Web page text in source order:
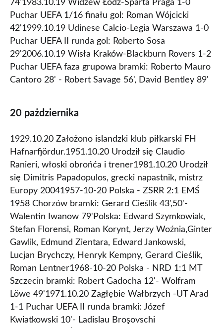
74'1983.10.19 Widzew Łódź-Sparta Praga 1-0
Puchar UEFA 1/16 finału gol: Roman Wójcicki
42'1999.10.19 Udinese Calcio-Legia Warszawa 1-0
Puchar UEFA II runda gol: Roberto Sosa
29'2006.10.19 Wisła Kraków-Blackburn Rovers 1-2
Puchar UEFA faza grupowa bramki: Roberto Mauro
Cantoro 28' - Robert Savage 56', David Bentley 89'
20 pażdziernika
1929.10.20 Założono islandzki klub piłkarski FH
Hafnarfjördur.1951.10.20 Urodził się Claudio
Ranieri, włoski obrońća i trener1981.10.20 Urodził
się Dimitris Papadopulos, grecki napastnik, mistrz
Europy 20041957-10-20 Polska - ZSRR 2:1 EMŚ
1958 Chorzów bramki: Gerard Cieślik 43',50'-
Walentin Iwanow 79'Polska: Edward Szymkowiak,
Stefan Florensi, Roman Korynt, Jerzy Woźnia,Ginter
Gawlik, Edmund Zientara, Edward Jankowski,
Lucjan Brychczy, Henryk Kempny, Gerard Cieślik,
Roman Lentner1968-10-20 Polska - NRD 1:1 MT
Szczecin bramki: Robert Gadocha 12'- Wolfram
Löwe 49'1971.10.20 Zagłębie Wałbrzych -UT Arad
1-1 Puchar UEFA II runda bramki: Józef
Kwiatkowski 10'- Ladislau Broşovschi